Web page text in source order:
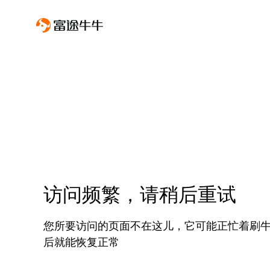
访问频繁，请稍后重试
您所要访问的页面不在这儿，它可能正忙着刷
后就能恢复正常